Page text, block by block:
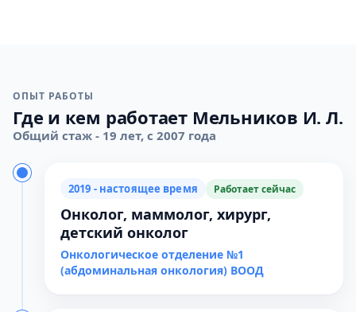
ОПЫТ РАБОТЫ
Где и кем работает Мельников И. Л.
Общий стаж - 19 лет, с 2007 года
2019 - настоящее время Работает сейчас
Онколог, маммолог, хирург,
детский онколог
Онкологическое отделение №1
(абдоминальная онкология) ВООД